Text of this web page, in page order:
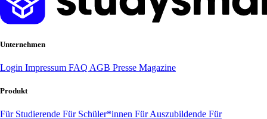
Unternehmen
Login Impressum FAQ AGB Presse Magazine
Produkt
Für Studierende Für Schüler*innen Für Auszubildende Für